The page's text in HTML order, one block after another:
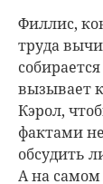
Филлис,
труда
вызывает
Кэрол,
фактами
обсудить
А на самом